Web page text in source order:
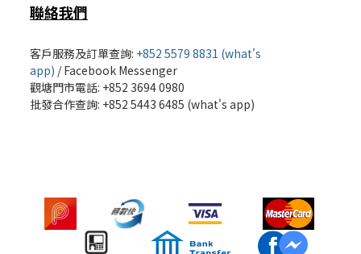
聯絡我們
客戶服務及訂單查詢: +852 5579 8831 (what's
app) /Facebook Messenger
觀塘門市電話: +852 3694 0980
批發合作查詢: +852 5443 6485 (what's app)